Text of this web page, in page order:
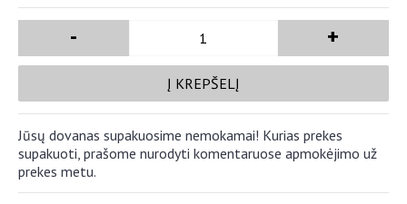
- +
Į KREPŠELĮ
Jūsų dovanas supakuosime nemokamai! Kurias prekes
supakuoti, prašome nurodyti komentaruose apmokėjimo už
prekes metu.